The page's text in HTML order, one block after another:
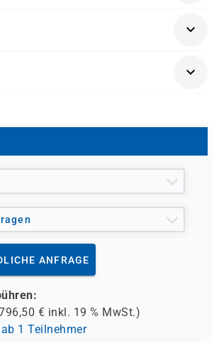
und der gängigen
Project Server 2013 entwickeln
ANFRAGE
€ inkl. 19 % MwSt.)
1 Teilnehmer